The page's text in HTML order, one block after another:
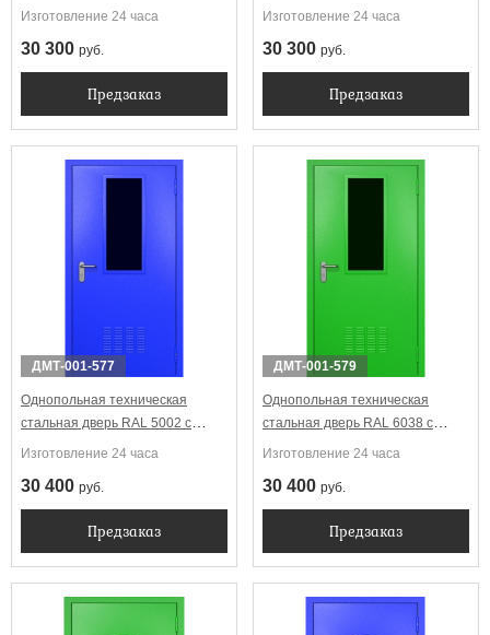
широким стеклопакетом
Изготовление 24 часа
30 300 руб.
Предзаказ
(вентиляция)
Изготовление 24 часа
30 300 руб.
Предзаказ
ДМТ-001-577
Однопольная техническая
стальная дверь RAL 5002 с
узким стеклопакетом
Изготовление 24 часа
30 400 руб.
Предзаказ
ДМТ-001-579
Однопольная техническая
стальная дверь RAL 6038 с
узким стеклопакетом
Изготовление 24 часа
30 400 руб.
Предзаказ